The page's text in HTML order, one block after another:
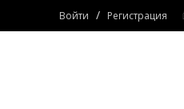
Войти / Регистрация